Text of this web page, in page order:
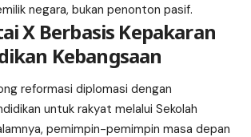
negara, bukan penonton pasif.
X Berbasis Kepakaran
Kebangsaan
reformasi diplomasi dengan
untuk rakyat melalui Sekolah
pemimpin-pemimpin masa depan